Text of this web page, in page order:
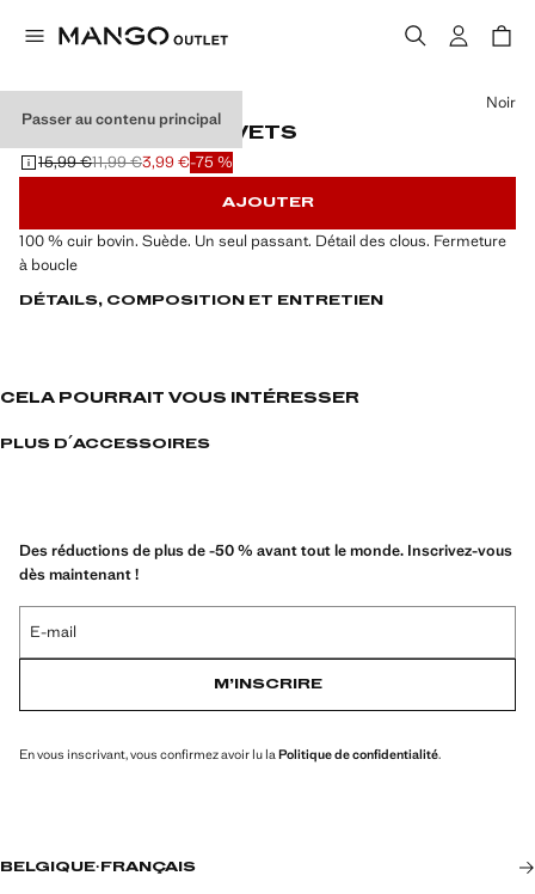
Passer au contenu principal
CEINTURE CUIR RIVETS
Prix initial barré [15,99 € ]
15,99 €
Deuxième prix barré [11,99 € ]
11,99 €
Prix actuel [3,99 € ]3,99 €-75 %
Choisissez une couleur
Noir
AJOUTER
100 % cuir bovin. Suède. Un seul passant. Détail des clous. Fermeture
à boucle
DÉTAILS, COMPOSITION ET ENTRETIEN
CELA POURRAIT VOUS INTÉRESSER
PLUS D´ACCESSOIRES
Des réductions de plus de -50 % avant tout le monde. Inscrivez-vous
dès maintenant !
E-mail
M’INSCRIRE
En vous inscrivant, vous confirmez avoir lu la Politique de confidentialité.
BELGIQUE· FRANÇAIS